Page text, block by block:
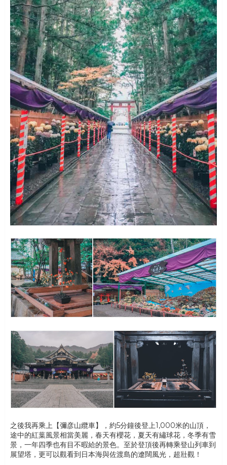
之後我再乘上【彌彦山纜車】，約5分鐘後登上1,000米的山頂，
途中的紅葉風景相當美麗，春天有櫻花，夏天有繡球花，冬季有雪
景，一年四季也有目不暇給的景色。至於登頂後再轉乘登山列車到
展望塔，更可以觀看到日本海與佐渡島的遼闊風光，超壯觀！